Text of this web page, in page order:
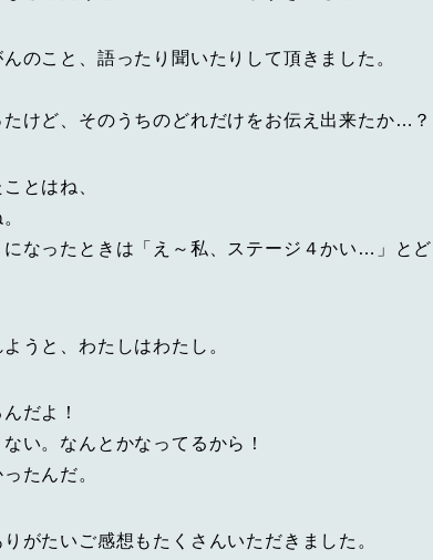
のこと、語ったり聞いたりして頂きました。
けど、そのうちのどれだけをお伝え出来たか…？
とはね、
なったときは「え～私、ステージ４かい…」とど
うと、わたしはわたし。
だよ！
い。なんとかなってるから！
たんだ。
がたいご感想もたくさんいただきました。